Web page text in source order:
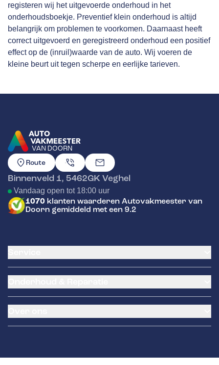
registeren wij het uitgevoerde onderhoud in het
onderhoudsboekje. Preventief klein onderhoud is altijd
belangrijk om problemen te voorkomen. Daarnaast heeft
correct uitgevoerd en geregistreerd onderhoud een positief
effect op de (inruil)waarde van de auto. Wij voeren de
kleine beurt uit tegen scherpe en eerlijke tarieven.
VAN DOORN
GA NAAR DE HOMEPAGINA
Route
Binnenveld 1, 5462GKVeghel
Vandaag open tot 18:00 uur
1070 klanten waarderen Autovakmeester van
Doorn gemiddeld met een 9.2
Banden service
Pechhulp
Schade en reparatie